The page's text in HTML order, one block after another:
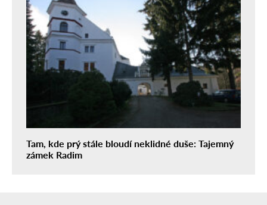
Tam, kde prý stále bloudí neklidné duše: Tajemný
zámek Radim